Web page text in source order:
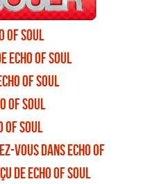
of Soul
Echo of Soul
of Soul
of Soul
of Soul
vous dans Echo of
de Echo of Soul